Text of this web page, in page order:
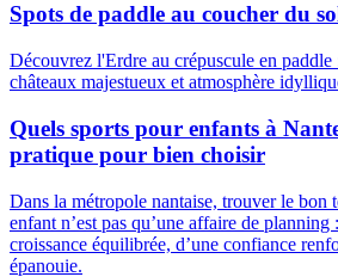
Spots de paddle au coucher du
Découvrez l'Erdre au crépuscule en paddle
châteaux majestueux et atmosphère
Quels sports pour enfants à
pratique pour bien choisir
Dans la métropole nantaise, trouver le bon
enfant n’est pas qu’une affaire de planning
croissance équilibrée, d’une confiance
épanouie.